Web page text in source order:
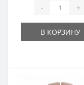
- +
В КОРЗИНУ